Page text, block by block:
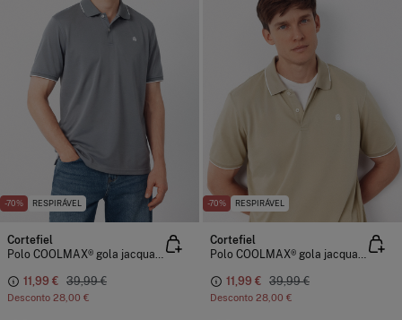
-70% RESPIRÁVEL
Cortefiel
Polo COOLMAX® gola jacquard
11,99 € 39,99 €
Desconto 28,00 €
-70% RESPIRÁVEL
Cortefiel
Polo COOLMAX® gola jacquard
11,99 € 39,99 €
Desconto 28,00 €